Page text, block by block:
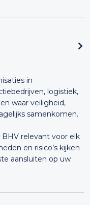
in
logistiek,
waar veiligheid,
samenkomen.
BHV relevant voor elk
en risico’s kijken
aansluiten op uw